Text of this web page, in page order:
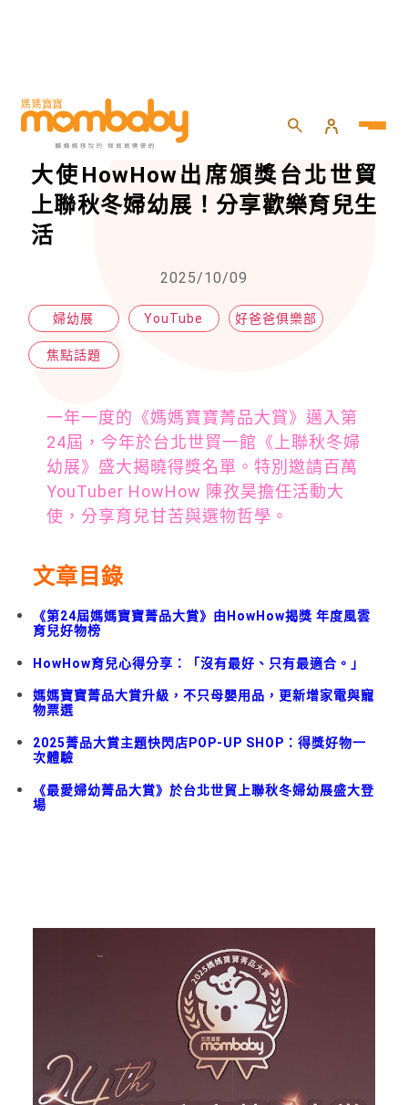
HOME 專欄 焦點話題
第24屆《媽媽寶寶》菁品大賞活動
大使HowHow出席頒獎台北世貿
上聯秋冬婦幼展！分享歡樂育兒生
活
2025/10/09
婦幼展 YouTube 好爸爸俱樂部
焦點話題
一年一度的《媽媽寶寶菁品大賞》邁入第
24屆，今年於台北世貿一館《上聯秋冬婦
幼展》盛大揭曉得獎名單。特別邀請百萬
YouTuber HowHow 陳孜昊擔任活動大
使，分享育兒甘苦與選物哲學。
文章目錄
《第24屆媽媽寶寶菁品大賞》由HowHow揭獎 年度風雲
育兒好物榜
HowHow育兒心得分享：「沒有最好、只有最適合。」
媽媽寶寶菁品大賞升級，不只母嬰用品，更新增家電與寵
物票選
2025菁品大賞主題快閃店POP-UP SHOP：得獎好物一
次體驗
《最愛婦幼菁品大賞》於台北世貿上聯秋冬婦幼展盛大登
場